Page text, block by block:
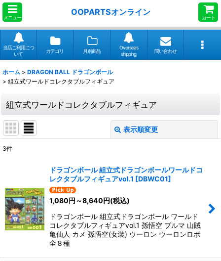
メニュー
OOPARTSオンライン
カート
当店ご利用につ
いて
カテゴリ 月別商品
Overseas
shipping
問い合わせ
ホーム > DRAGON BALL ドラゴンボール
> 組立式ワールドコレクタブルフィギュア
組立式ワールドコレクタブルフィギュア
表示順変更
絞り込む
3件
ドラゴンボール 組立式ドラゴンボールワールドコ
レクタブルフィギュアvol.1 [DBWC01]
1,080円 ～8,640円(税込)
ドラゴンボール 組立式ドラゴンボール ワールド
コレクタブルフィギュアvol.1 孫悟空 ブルマ 山賊
亀仙人 カメ 孫悟空(女装) ウーロン ウーロンロボ
全８種